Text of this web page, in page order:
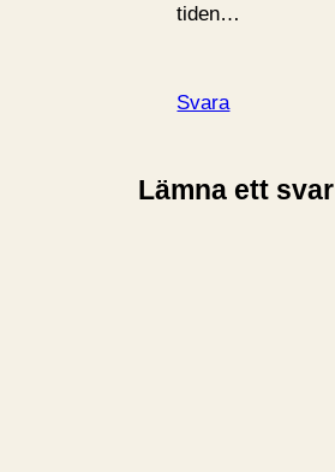
tiden…
Svara
Lämna ett svar